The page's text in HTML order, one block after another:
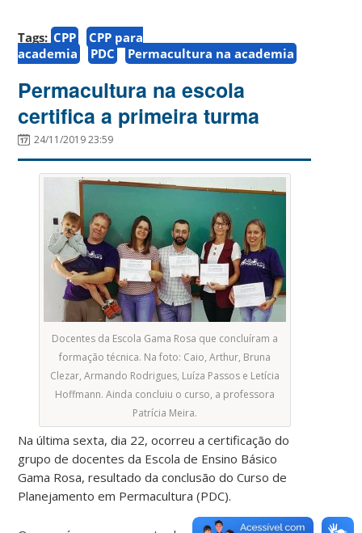
Tags: CPP
CPP para
academia
PDC Permacultura na academia
Permacultura na escola
certifica a primeira turma
24/11/2019 23:59
Docentes da Escola Gama Rosa que concluíram a
formação técnica. Na foto: Caio, Arthur, Bruna
Clezar, Armando Rodrigues, Luíza Passos e Letícia
Hoffmann. Ainda concluiu o curso, a professora
Patrícia Meira.
Na última sexta, dia 22, ocorreu a certificação do
grupo de docentes da Escola de Ensino Básico
Gama Rosa, resultado da conclusão do Curso de
Planejamento em Permacultura (PDC).